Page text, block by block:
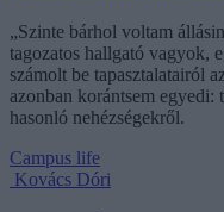
„Szinte bárhol voltam
tagozatos hallgató vagyok,
számolt be tapasztalatairól
azonban korántsem egyedi:
hasonló nehézségekről.
Campus life
Kovács Dóri